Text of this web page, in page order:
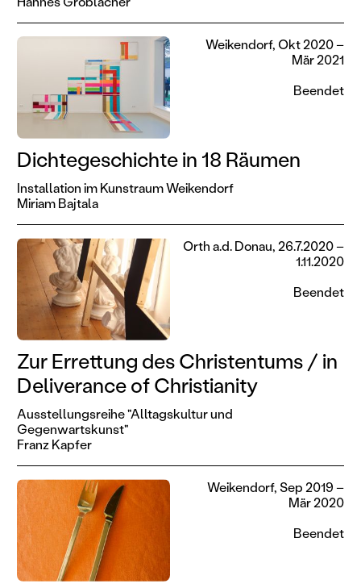
Dichtegeschichte in 18 Räumen
Installation im Kunstraum Weikendorf
Miriam Bajtala
Weikendorf, Okt 2020 –
Mär 2021
Beendet
Zur Errettung des Christentums / in
Deliverance of Christianity
Ausstellungsreihe "Alltagskultur und
Gegenwartskunst"
Franz Kapfer
Orth a.d. Donau, 26.7.2020 –
1.11.2020
Beendet
Weikendorf, Sep 2019 –
Mär 2020
Beendet